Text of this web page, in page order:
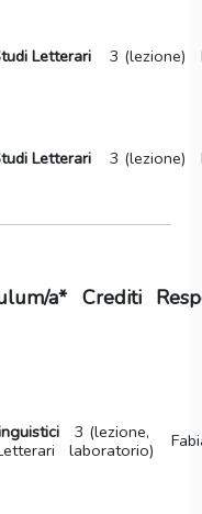
Letterari 3 (lezione)
Letterari 3 (lezione)
a* Crediti
3 (lezione,
laboratorio)